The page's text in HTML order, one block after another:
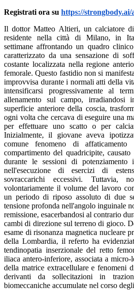
Registrati ora su https://
Il dottor Matteo Altieri, un calciatore
residente nella città di Milano, in
settimane affrontando un quadro
caratterizzato da una sensazione di
costante localizzata nella regione
femorale. Questo fastidio non si
improvvisa durante i normali atti della
intensificarsi progressivamente al
allenamento sul campo, irradiandosi
superficie anteriore della coscia,
ogni volta che cercava di eseguire una
per effettuare uno scatto o per
Inizialmente, il giovane aveva
comune fenomeno di
compartimento del quadricipite,
durante le sessioni di potenziamento
nell'esecuzione di esercizi di
sovraccarichi eccessivi. Tuttavia,
volontariamente il volume del lavoro
un periodo di riposo assoluto di due
tensione profonda nell'angolo inguinale
remissione, esacerbandosi al contrario
cambi di direzione sul terreno di gioco.
esame di risonanza magnetica nucleare
della Lombardia, il referto ha
tendinopatia inserzionale del retto
iliaca antero-inferiore, associata a
della matrice extracellulare e fenomeni
derivanti da sollecitazioni in
biomeccaniche accumulate nel corso